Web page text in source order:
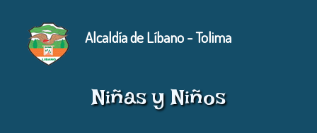
Alcaldía de Líbano - Tolima
Niñas y Niños